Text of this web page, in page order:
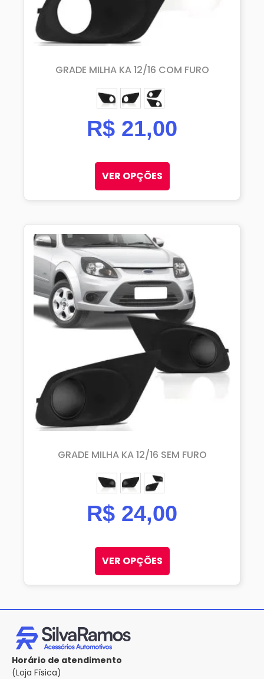
GRADE MILHA KA 12/16 COM FURO
ESQUERDO (MOTORISTA)
DIREITO (PASSAGEIRO)
PAR
R$ 21,00
VER OPÇÕES
GRADE MILHA KA 12/16 SEM FURO
ESQUERDO (MOTORISTA)
DIREITO (PASSAGEIRO)
PAR
R$ 24,00
VER OPÇÕES
Horário de atendimento
(Loja Física)